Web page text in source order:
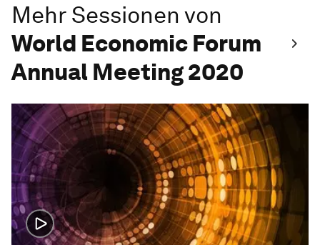
Mehr Sessionen von
World Economic Forum
Annual Meeting 2020